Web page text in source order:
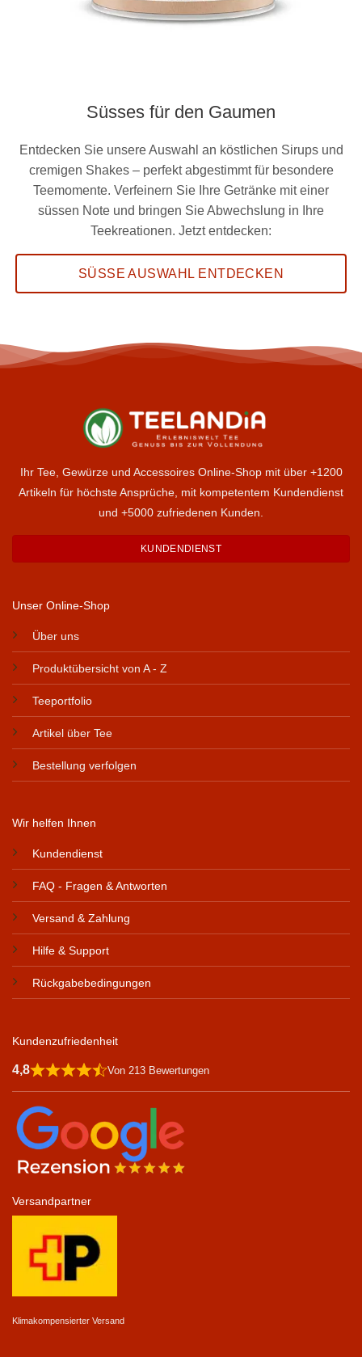
Süsses für den Gaumen
Entdecken Sie unsere Auswahl an köstlichen Sirups und
cremigen Shakes – perfekt abgestimmt für besondere
Teemomente. Verfeinern Sie Ihre Getränke mit einer
süssen Note und bringen Sie Abwechslung in Ihre
Teekreationen. Jetzt entdecken:
SÜSSE AUSWAHL ENTDECKEN
Ihr Tee, Gewürze und Accessoires Online-Shop mit über +1200
Artikeln für höchste Ansprüche, mit kompetentem Kundendienst
und +5000 zufriedenen Kunden.
KUNDENDIENST
Unser Online-Shop
Über uns
Produktübersicht von A - Z
Teeportfolio
Artikel über Tee
Bestellung verfolgen
Wir helfen Ihnen
Kundendienst
FAQ - Fragen & Antworten
Versand & Zahlung
Hilfe & Support
Rückgabebedingungen
Kundenzufriedenheit
4,8 Von 213 Bewertungen
Versandpartner
Klimakompensierter Versand